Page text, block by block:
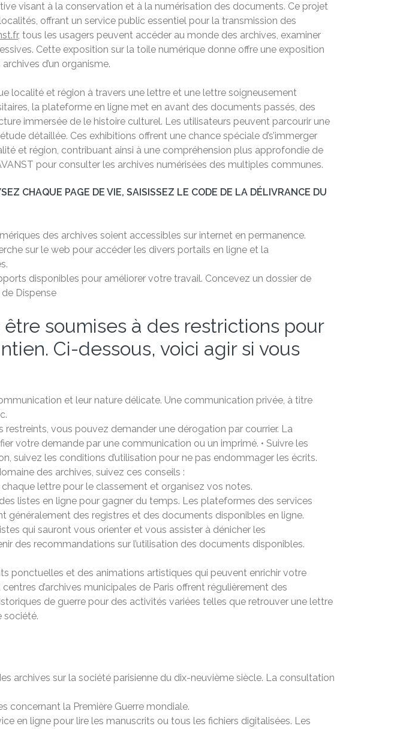
visant à la conservation et à la numérisation des documents. Ce projet
offrant un service public essentiel pour la transmission des
, tous les usagers peuvent accéder au monde des archives, examiner
Cette exposition sur la toile numérique donne offre une exposition
d’un organisme.
localité et région à travers une lettre et une lettre soigneusement
la plateforme en ligne met en avant des documents passés, des
immersée de le histoire culturel. Les utilisateurs peuvent parcourir une
détaillée. Ces exhibitions offrent une chance spéciale d’s’immerger
et région, contribuant ainsi à une compréhension plus approfondie de
pour consulter les archives numérisées des multiples communes.
CHAQUE PAGE DE VIE, SAISISSEZ LE CODE DE LA DÉLIVRANCE DU
des archives soient accessibles sur internet en permanence.
sur le web pour accéder les divers portails en ligne et la
disponibles pour améliorer votre travail. Concevez un dossier de
Dispense
soumises à des restrictions pour
Ci-dessous, voici agir si vous
et leur nature délicate. Une communication privée, à titre
vous pouvez demander une dérogation par courrier. La
votre demande par une communication ou un imprimé. • Suivre les
suivez les conditions d’utilisation pour ne pas endommager les écrits.
des archives, suivez ces conseils :
lettre pour le classement et organisez vos notes.
listes en ligne pour gagner du temps. Les plateformes des services
généralement des registres et des documents disponibles en ligne.
qui sauront vous orienter et vous assister à dénicher les
des recommandations sur l’utilisation des documents disponibles.
ponctuelles et des animations artistiques qui peuvent enrichir votre
d’archives municipales de Paris offrent régulièrement des
de guerre pour des activités variées telles que retrouver une lettre
société.
archives sur la société parisienne du dix-neuvième siècle. La consultation
concernant la Première Guerre mondiale.
en ligne pour lire les manuscrits ou tous les fichiers digitalisées. Les